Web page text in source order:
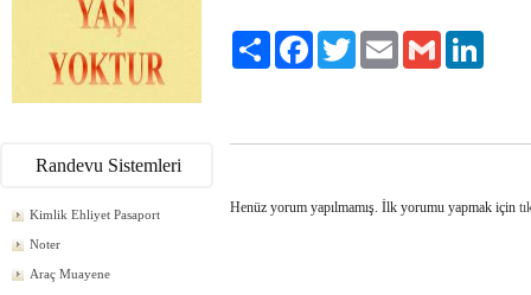
Randevu Sistemleri
Kimlik Ehliyet Pasaport
Noter
Araç Muayene
Paylaş FacebookTwitter Email Gmail
Henüz yorum yapılmamış. İlk yorumu yapmak için